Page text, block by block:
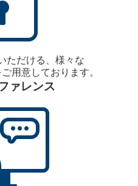
ただける、様々な
用意しております。
ァレンス